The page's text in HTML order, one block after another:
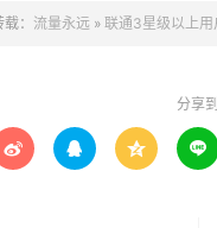
： 流量永远 » 联通3星级以上
分享到
   